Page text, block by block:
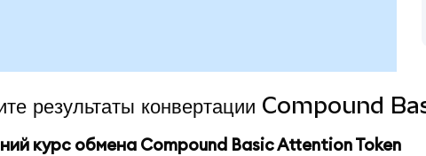
результаты конвертации Compound
курс обмена Compound Basic Attention Token